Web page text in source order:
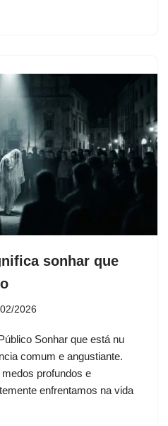
sonhar que
2026
Sonhar que está nu
comum e angustiante.
profundos e
enfrentamos na vida